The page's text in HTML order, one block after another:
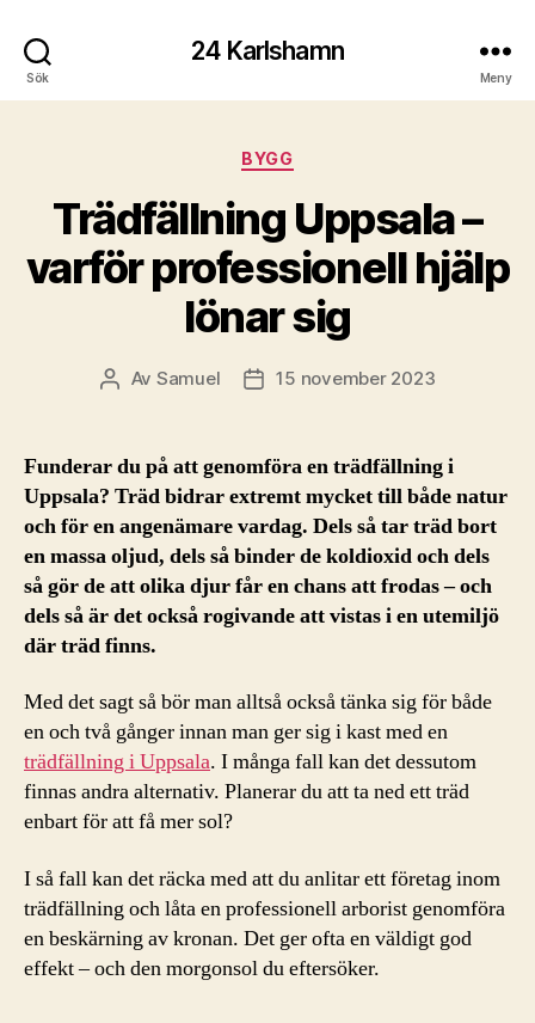
Sök
24 Karlshamn
Meny
Kategorier
BYGG
Trädfällning Uppsala –
varför professionell hjälp
lönar sig
Inläggsförfattare
Av Samuel Inläggsdatum
15 november 2023
Funderar du på att genomföra en trädfällning i
Uppsala? Träd bidrar extremt mycket till både natur
och för en angenämare vardag. Dels så tar träd bort
en massa oljud, dels så binder de koldioxid och dels
så gör de att olika djur får en chans att frodas – och
dels så är det också rogivande att vistas i en utemiljö
där träd finns.
Med det sagt så bör man alltså också tänka sig för både
en och två gånger innan man ger sig i kast med en
trädfällning i Uppsala. I många fall kan det dessutom
finnas andra alternativ. Planerar du att ta ned ett träd
enbart för att få mer sol?
I så fall kan det räcka med att du anlitar ett företag inom
trädfällning och låta en professionell arborist genomföra
en beskärning av kronan. Det ger ofta en väldigt god
effekt – och den morgonsol du eftersöker.